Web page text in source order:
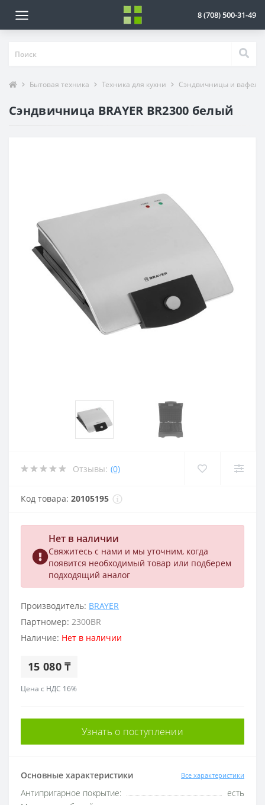
8 (708) 500-31-49
Бытовая техника Техника для кухни Сэндвичницы и
Сэндвичница BRAYER BR2300 белый
Отзывы: (0)
Код товара: 20105195
Нет в наличии
Свяжитесь с нами и мы уточним, когда
появится необходимый товар или подберем
подходящий аналог
Производитель: BRAYER
Партномер: 2300BR
Наличие: Нет в наличии
15 080 ₸
Цена с НДС 16%
Узнать о поступлении
Основные характеристики Все характеристики
Антипригарное покрытие:
есть